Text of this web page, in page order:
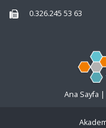
0.326.245 53 63
Ana Sayfa |